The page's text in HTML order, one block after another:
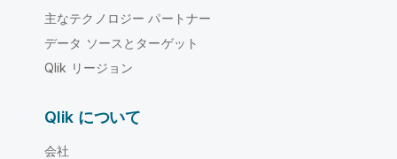
主なテクノロジー パートナー
データ ソースとターゲット
Qlik リージョン
Qlik について
会社